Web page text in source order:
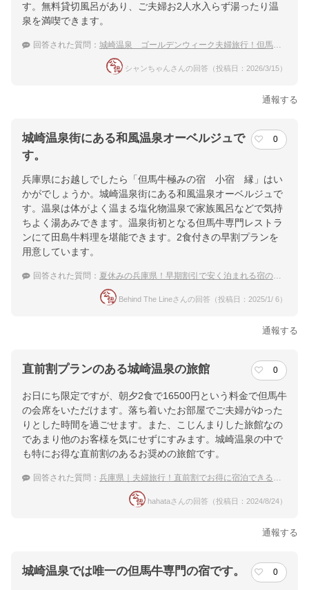
す。無料貸切風呂があり、ご夫婦お2人水入らず湯ったり温
泉を満喫できます。
回答された質問： 城崎温泉 ゴールデンウィーク夫婦旅行！但馬牛が食べられる宿は？
シャンちゃんさんの回答（投稿日：2026/3/15）
通報する
城崎温泉街にある和風温泉オーベルジュで
す。
0
兵庫県にお越しでしたら「但馬牛極みの宿 小宿 縁」はい
かがでしょうか。城崎温泉街にある和風温泉オーベルジュで
す。温泉は体がよく温まる塩化物温泉で家族風呂などで気持
ちよく湯あみできます。温泉街初となる但馬牛専門レストラ
ンにて田島牛料理を堪能できます。2食付きの早割プランを
用意しています。
回答された質問： 夏休みの兵庫県！早期割引で安く泊まれる宿のおすすめは？
Behind The Lineさんの回答（投稿日：2025/1/ 6）
通報する
直前割プランのある城崎温泉の旅館 0
お日にち限定ですが、朝夕2食で16500円という料金で但馬牛
の会席をいただけます。落ち着いたお部屋でご夫婦がゆった
りとした時間を過ごせます。また、こじんまりした旅館なの
であまり他のお客様を気にせずにすみます。城崎温泉の中で
も特にお得な直前割のあるお奨めの旅館です。
回答された質問： 兵庫県｜夫婦旅行！直前割でお得に宿泊できる宿のおすすめは？
hahataさんの回答（投稿日：2024/8/24）
通報する
城崎温泉では唯一の但馬牛専門の宿です。 0